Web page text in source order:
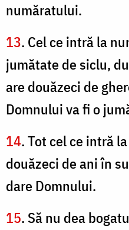
număratului.
13. Cel ce intră la
jumătate de siclu,
are douăzeci de
Domnului va fi o
14. Tot cel ce intră
douăzeci de ani în
dare Domnului.
15. Să nu dea